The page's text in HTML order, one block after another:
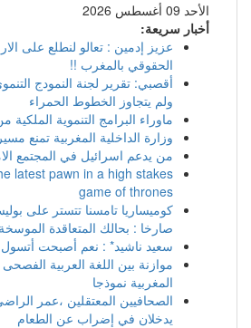
الأحد 09 أغسطس 2026
أخبار سريعة:
عزيز إدمين : تعالو لنطلع على
الحقوقي بالمغرب !!
أقصبي: تقرير لجنة النمودج
ولم يتجاوز الخطوط الحمراء
ماوراء البرامج التنموية
وزارة الداخلية المغربية تمنع
من يدعم اسرائيل في المجتمع
latest pawn in a high stakes
game of thrones
كوميساريا تامسنا تتستر على
صارخا : بحالك المتعاقدة
سعيد ناشيد* : نعم أصبحت أتسول
موازنة بين اللغة العربية الفصحى
المغربية نموذجا
الصحافيين المعتقلين ،عمر
يدخلان في إضراب عن الطعام